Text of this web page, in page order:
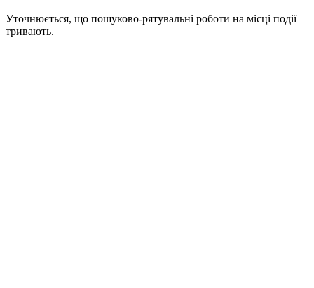
Уточнюється, що пошуково-рятувальні роботи на місці події
тривають.